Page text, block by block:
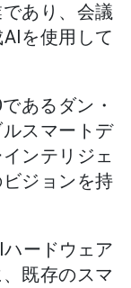
あり、会議
を使用して
あるダン・
スマートデ
ンテリジェ
ジョンを持
ードウェア
既存のスマ